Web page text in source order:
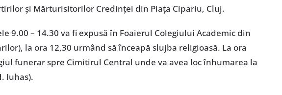
şi Mărturisitorilor Credinţei din Piaţa Cipariu, Cluj.
9.00 – 14.30 va fi expusă în Foaierul Colegiului Academic din
la ora 12,30 urmând să înceapă slujba religioasă. La ora
funerar spre Cimitirul Central unde va avea loc înhumarea la
Iuhas).